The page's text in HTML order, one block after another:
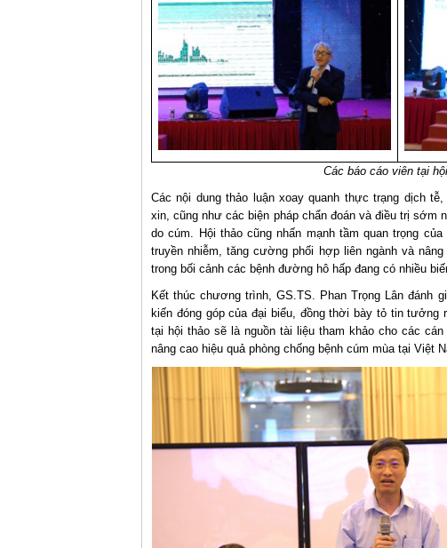
Các báo cáo viên tại
Các nội dung thảo luận xoay quanh thực trạng dịch
xin, cũng như các biện pháp chẩn đoán và điều trị sớm
do cúm. Hội thảo cũng nhấn mạnh tầm quan trọng
truyền nhiễm, tăng cường phối hợp liên ngành và
trong bối cảnh các bệnh đường hô hấp đang có nhiều
Kết thúc chương trình, GS.TS. Phan Trọng Lân đánh
kiến đóng góp của đại biểu, đồng thời bày tỏ tin tưởng
tại hội thảo sẽ là nguồn tài liệu tham khảo cho các
nâng cao hiệu quả phòng chống bệnh cúm mùa tại Việt